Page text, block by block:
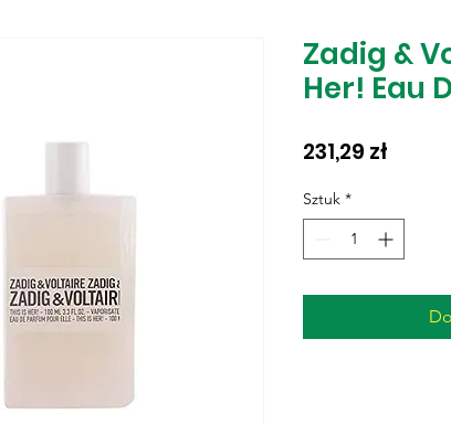
Zadig &
Her! Eau
231,29 zł
Sztuk *